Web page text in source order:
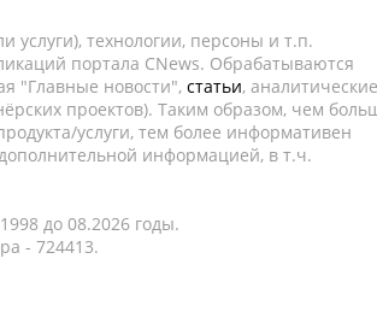
технологии, персоны и т.п.
портала CNews. Обрабатываются
"Главные новости", статьи, аналитические
проектов). Таким образом, чем
услуги, тем более информативен
информацией, в т.ч.
до 08.2026 годы.
- 724413.